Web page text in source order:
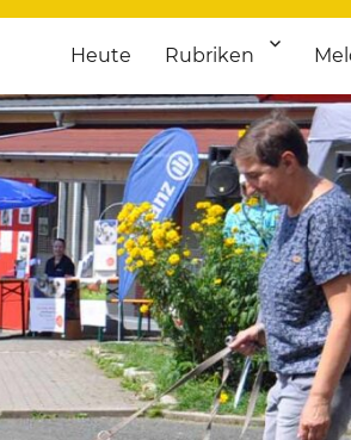
für
Termine von Kultur bis Sport, von
Heute Rubriken